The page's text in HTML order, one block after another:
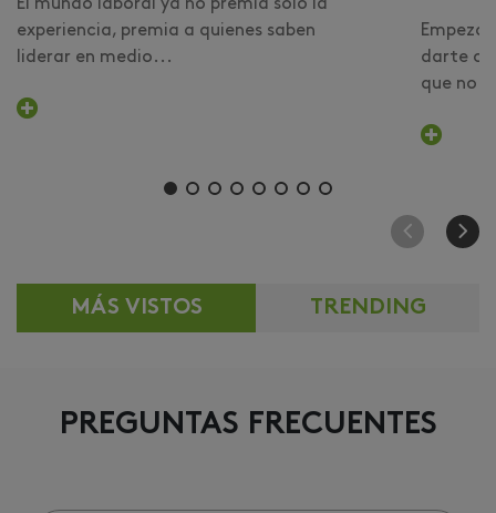
El mundo laboral ya no premia solo la
experiencia, premia a quienes saben
liderar en medio...
darte
que no
MÁS VISTOS TRENDING
PREGUNTAS FRECUENTES